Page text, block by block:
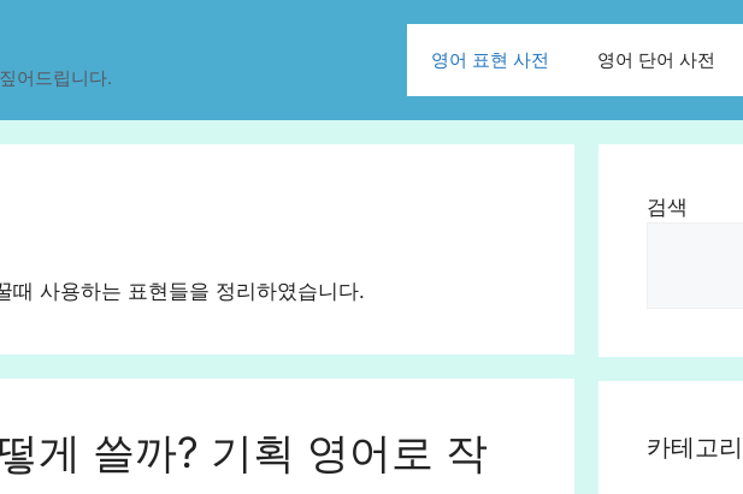
어드립니다.
영어 표현 사전 영어 단어 사전
때 사용하는 표현들을 정리하였습니다.
게 쓸까? 기획 영어로 작
검색
카테고리